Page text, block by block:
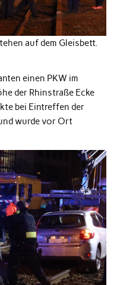
auf dem Gleisbett.
einen PKW im
der Rhinstraße Ecke
bei Eintreffen der
wurde vor Ort